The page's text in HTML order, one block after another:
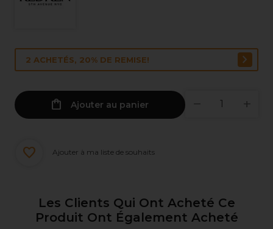
2 ACHETÉS, 20% DE REMISE!
Ajouter au panier
Ajouter à ma liste de souhaits
Les Clients Qui Ont Acheté Ce
Produit Ont Également Acheté